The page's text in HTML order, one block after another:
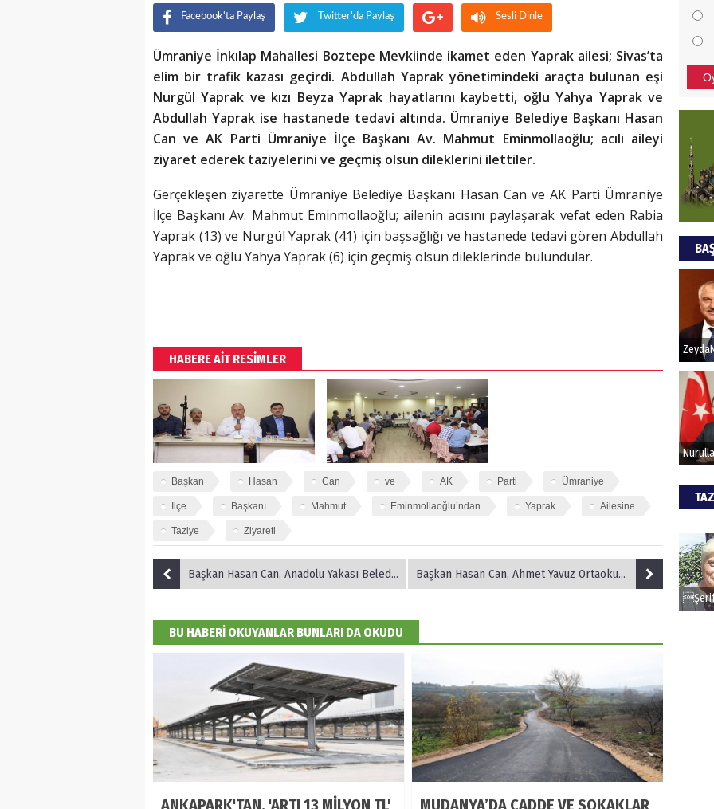
Facebook'ta Paylaş Twitter'da Paylaş Sesli Dinle
Ümraniye İnkılap Mahallesi Boztepe Mevkiinde ikamet eden Yaprak ailesi; Sivas’ta
elim bir trafik kazası geçirdi. Abdullah Yaprak yönetimindeki araçta bulunan eşi
Nurgül Yaprak ve kızı Beyza Yaprak hayatlarını kaybetti, oğlu Yahya Yaprak ve
Abdullah Yaprak ise hastanede tedavi altında. Ümraniye Belediye Başkanı Hasan
Can ve AK Parti Ümraniye İlçe Başkanı Av. Mahmut Eminmollaoğlu; acılı aileyi
ziyaret ederek taziyelerini ve geçmiş olsun dileklerini ilettiler.
Gerçekleşen ziyarette Ümraniye Belediye Başkanı Hasan Can ve AK Parti Ümraniye
İlçe Başkanı Av. Mahmut Eminmollaoğlu; ailenin acısını paylaşarak vefat eden Rabia
Yaprak (13) ve Nurgül Yaprak (41) için başsağlığı ve hastanede tedavi gören Abdullah
Yaprak ve oğlu Yahya Yaprak (6) için geçmiş olsun dileklerinde bulundular.
HABERE AİT RESİMLER
Başkan Hasan Can ve AK Parti Ümraniye
İlçe Başkanı Mahmut Eminmollaoğlu’ndan Yaprak Ailesine
Taziye Ziyareti
Başkan Hasan Can, Anadolu Yakası Belediye Başkanları Toplantısına Katıldı Başkan Hasan Can, Ahmet Yavuz Ortaokulu Öğrencileriyle Bir Araya Geldi
BU HABERİ OKUYANLAR BUNLARI DA OKUDU
Bu